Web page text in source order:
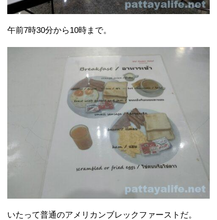
午前7時30分から10時まで。
いたって普通のアメリカンブレックファーストだ。